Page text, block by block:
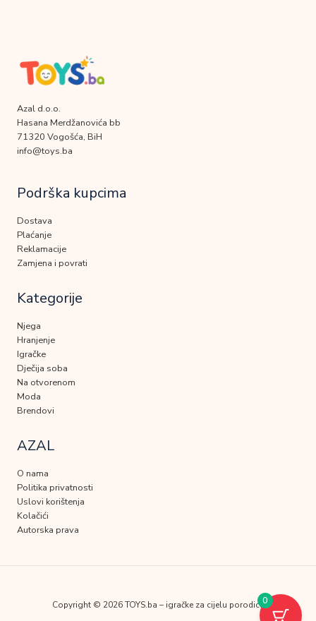
Azal d.o.o.
Hasana Merdžanovića bb
71320 Vogošća, BiH
info@toys.ba
Podrška kupcima
Dostava
Plaćanje
Reklamacije
Zamjena i povrati
Kategorije
Njega
Hranjenje
Igračke
Dječija soba
Na otvorenom
Moda
Brendovi
AZAL
O nama
Politika privatnosti
Uslovi korištenja
Kolačići
Autorska prava
Copyright © 2026 TOYS.ba – igračke za cijelu porodicu0